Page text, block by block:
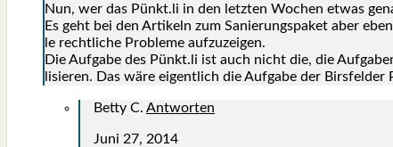
Nun, wer das Pünkt.li in den letz­ten Wochen etwas
Es geht bei den Arti­keln zum Sanie­rungs­pa­ket aber
le recht­li­che Pro­ble­me auf­zu­zei­gen.
Die Auf­ga­be des Pünkt.li ist auch nicht die, die
li­sie­ren. Das wäre eigent­lich die Auf­ga­be der
Betty C. Antworten
Juni 27, 2014